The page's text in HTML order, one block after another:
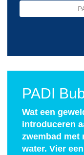
PADI
Wat een
introduceren
zwembad met
water. Vier